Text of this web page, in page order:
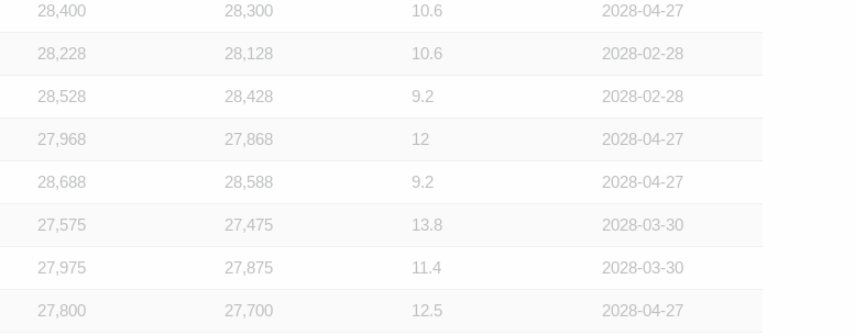
28,400 28,300 10.6 2028-04-27
28,228 28,128 10.6 2028-02-28
28,528 28,428 9.2 2028-02-28
27,968 27,868 12 2028-04-27
28,688 28,588 9.2 2028-04-27
27,575 27,475 13.8 2028-03-30
27,975 27,875 11.4 2028-03-30
27,800 27,700 12.5 2028-04-27